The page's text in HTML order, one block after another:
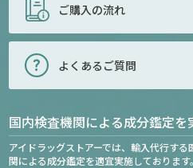
ご購入の流れ
よくあるご質問
国内検査機関による成分鑑定を
アイドラッグストアーでは、輸入代行す
関による成分鑑定を適宜実施しております。